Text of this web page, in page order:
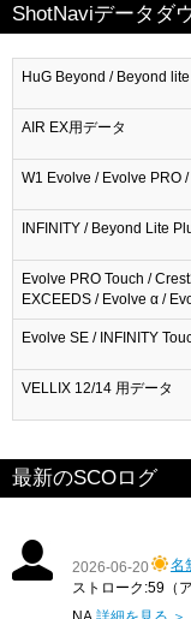
ShotNaviデータダ
HuG Beyond / Beyond lite
AIR EX用データ
W1 Evolve / Evolve PRO
INFINITY / Beyond Lite
Evolve PRO Touch /
EXCEEDS / Evolve α /
Evolve SE / INFINITY
VELLIX 12/14 用データ
最新のSCOログ
2026-06-20
名
ストローク:59（
NA 詳細を見る ＞